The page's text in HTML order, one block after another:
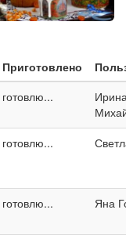
Приготовлено
готовлю...
готовлю...
готовлю... Яна